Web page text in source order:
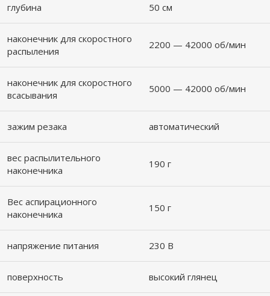
глубина 50 см
наконечник для скоростного
распыления
2200 — 42000 об/мин
наконечник для скоростного
всасывания
5000 — 42000 об/мин
зажим резака автоматический
вес распылительного
наконечника
190 г
Вес аспирационного
наконечника
150 г
напряжение питания 230 В
поверхность высокий глянец